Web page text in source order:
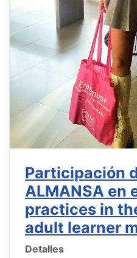
Participación
ALMANSA en
practices in
adult learner
Detalles